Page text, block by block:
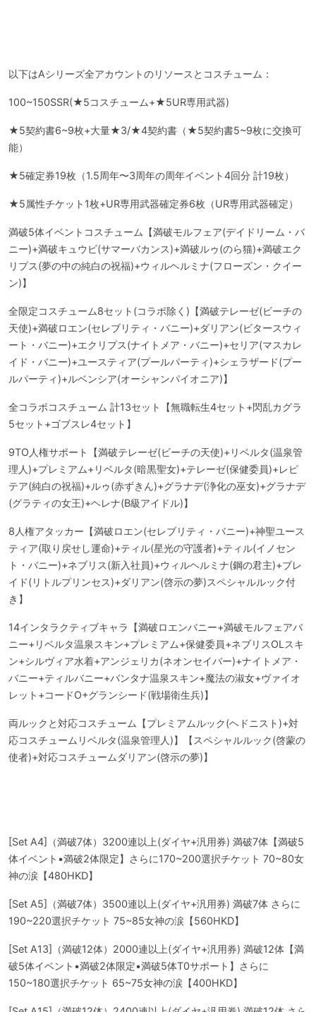
以下はAシリーズ全アカウントのリソースとコスチューム：
100~150SSR(★5コスチューム+★5UR専用武器)
★5契約書6~9枚+大量★3/★4契約書（★5契約書5~9枚に交換可
能）
★5確定券19枚（1.5周年〜3周年の周年イベント4回分 計19枚）
★5属性チケット1枚+UR専用武器確定券6枚（UR専用武器確定）
満破5体イベントコスチューム【満破モルフェア(デイドリーム・バ
ニー)+満破キュウビ(サマーバカンス)+満破ルゥ(のら猫)+満破エク
リプス(夢の中の純白の祝福)+ウィルヘルミナ(フローズン・クイー
ン)】
全限定コスチューム8セット(コラボ除く)【満破テレーゼ(ビーチの
天使)+満破ロエン(セレブリティ・バニー)+ダリアン(ビタースウィ
ート・バニー)+エクリプス(ナイトメア・バニー)+セリア(マスカレ
イド・バニー)+ユースティア(プールパーティ)+シェラザード(プー
ルパーティ)+ルベンシア(オーシャンパイオニア)】
全コラボコスチューム 計13セット【無職転生4セット+閃乱カグラ
5セット+ゴブスレ4セット】
9TO人権サポート【満破テレーゼ(ビーチの天使)+リベルタ(温泉管
理人)+プレミアム+リベルタ(暗黒聖女)+テレーゼ(保健委員)+レピ
テア(純白の祝福)+ルゥ(赤ずきん)+グラナデ(浄化の巫女)+グラナデ
(グラティの女王)+ヘレナ(B級アイドル)】
8人権アタッカー【満破ロエン(セレブリティ・バニー)+神聖ユース
ティア(取り戻せし運命)+ティル(星光の守護者)+ティル(イノセン
ト・バニー)+ネブリス(新入社員)+ウィルヘルミナ(鋼の君主)+ブレ
イド(リトルプリンセス)+ダリアン(啓示の夢)スペシャルルック付
き】
14インタラクティブキャラ【満破ロエンバニー+満破モルフェアバ
ニー+リベルタ温泉スキン+プレミアム+保健委員+ネブリスOLスキ
ン+シルヴィア水着+アンジェリカ(ネオンセイバー)+ナイトメア・
バニー+ティルバニー+バンタナ温泉スキン+魔法の淑女+ヴァイオ
レット+コードO+グランシード(戦場衛生兵)】
両ルックと対応コスチューム【プレミアムルック(ヘドニスト)+対
応コスチュームリベルタ(温泉管理人)】【スペシャルルック(啓蒙の
使者)+対応コスチュームダリアン(啓示の夢)】
[Set A4]（満破7体）3200連以上(ダイヤ+汎用券) 満破7体【満破5
体イベント•満破2体限定】さらに170~200選択チケット 70~80女
神の涙【480HKD】
[Set A5]（満破7体）3500連以上(ダイヤ+汎用券) 満破7体 さらに
190~220選択チケット 75~85女神の涙【560HKD】
[Set A13]（満破12体）2000連以上(ダイヤ+汎用券) 満破12体【満
破5体イベント•満破2体限定•満破5体T0サポート】さらに
150~180選択チケット 65~75女神の涙【400HKD】